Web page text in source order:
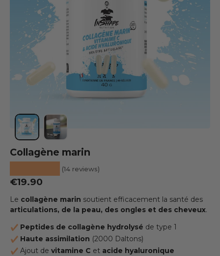
Load image 1 into the gallery view
Collagène marin
(14 reviews)
Regular price
€19.90
Le collagène marin soutient efficacement la santé des
articulations, de la peau, des ongles et des cheveux.
Peptides de collagène hydrolysé de type 1
Haute assimilation (2000 Daltons)
Ajout de vitamine C et acide hyaluronique